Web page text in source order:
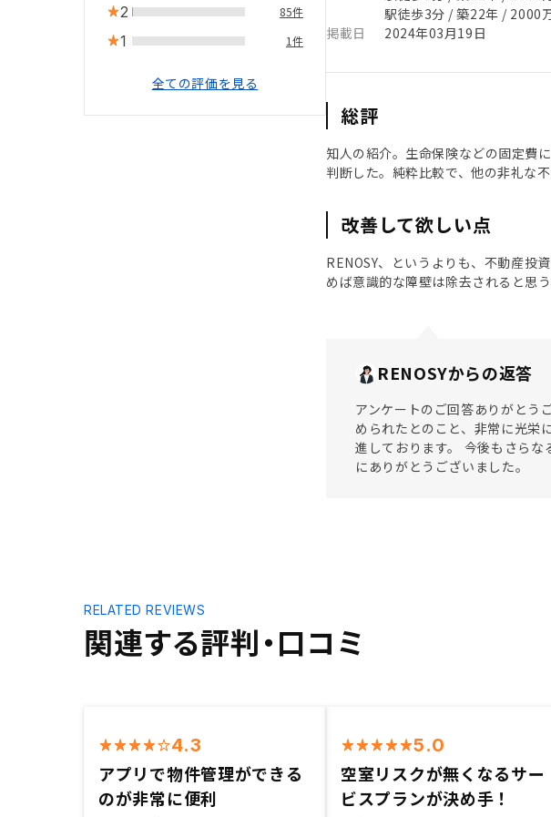
2 85件
1 1件
全ての評価を見る
駅徒歩3分 / 築22年 / 2000
掲載日
2024年03月19日
総評
知人の紹介。生命保険などの固定費
判断した。純粋比較で、他の非礼な
改善して欲しい点
RENOSY、というよりも、不動産投
めば意識的な障壁は除去されると思う
RENOSYからの返答
アンケートのご回答ありがとう
められたとのこと、非常に光栄
進しております。 今後もさら
にありがとうございました。
関連する評判・口コミ
RELATED REVIEWS
4.3
アプリで物件管理ができる
のが非常に便利
5.0
空室リスクが無くなるサー
ビスプランが決め手！